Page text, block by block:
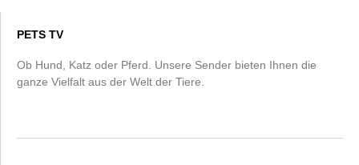
PETS TV
Ob Hund, Katz oder Pferd. Unsere Sender bieten Ihnen die
ganze Vielfalt aus der Welt der Tiere.